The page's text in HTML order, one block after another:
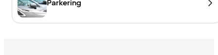
Parkering